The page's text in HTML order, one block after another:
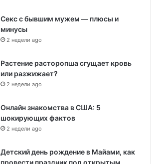
Секс с бывшим мужем — плюсы и
минусы
2 недели ago
Растение расторопша сгущает кровь
или разжижает?
2 недели ago
Онлайн знакомства в США: 5
шокирующих фактов
2 недели ago
Детский день рождение в Майами, как